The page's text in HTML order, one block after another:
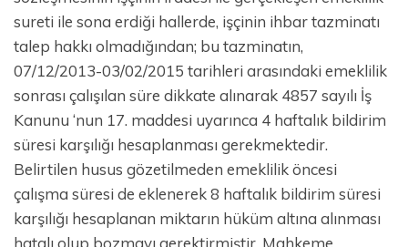
sureti ile sona erdiği hallerde, işçinin ihbar tazminatı
talep hakkı olmadığından; bu tazminatın,
07/12/2013-03/02/2015 tarihleri arasındaki emeklilik
sonrası çalışılan süre dikkate alınarak 4857 sayılı İş
Kanunu ‘nun 17. maddesi uyarınca 4 haftalık bildirim
süresi karşılığı hesaplanması gerekmektedir.
Belirtilen husus gözetilmeden emeklilik öncesi
çalışma süresi de eklenerek 8 haftalık bildirim süresi
karşılığı hesaplanan miktarın hüküm altına alınması